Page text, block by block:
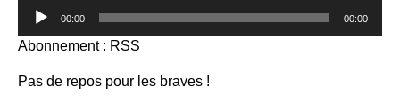
Lecteur
00:00 00:00
Abonnement : RSS
Pas de repos pour les braves !